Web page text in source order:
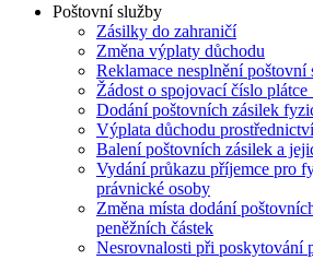
Poštovní služby
Zásilky do zahraničí
Změna výplaty důchodu
Reklamace nesplnění poštovní
Žádost o spojovací číslo plátce
Dodání poštovních zásilek
Výplata důchodu
Balení poštovních zásilek a
Vydání průkazu příjemce pro
právnické osoby
Změna místa dodání
peněžních částek
Nesrovnalosti při poskytování